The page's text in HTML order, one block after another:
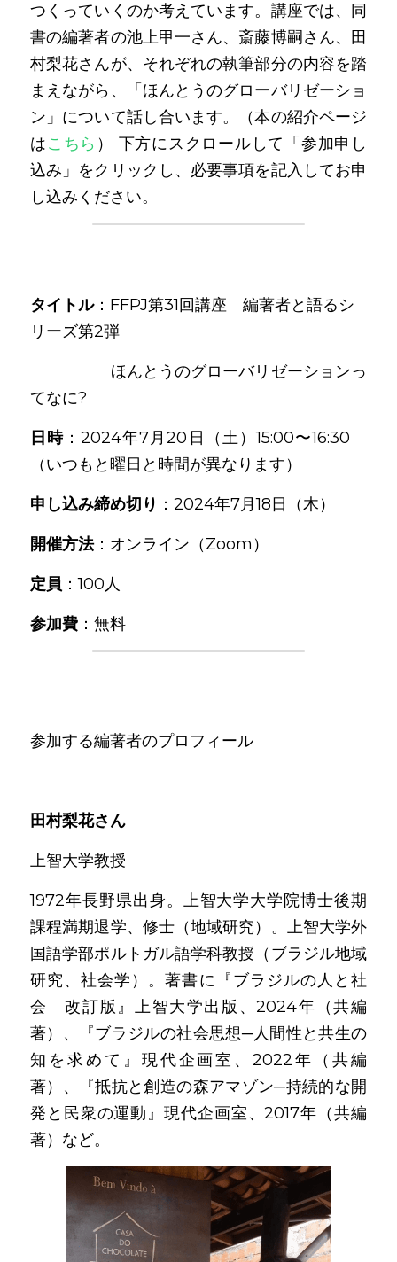
つくっていくのか考えています。講座では、同
書の編著者の池上甲一さん、斎藤博嗣さん、田
村梨花さんが、それぞれの執筆部分の内容を踏
まえながら、「ほんとうのグローバリゼーショ
ン」について話し合います。（本の紹介ページ
はこちら ）
下方にスクロールして「参加申し
込み」をクリックし、必要事項を記入してお申
し込みください。
タイトル：FFPJ第31回講座　編著者と語るシ
リーズ第2弾
ほんとうのグローバリゼーションっ
てなに?
日時 ：2024年7月20日（土）15:00〜16:30
（いつもと曜日と時間が異なります）
申し込み締め切り ：2024年7月18日（木）
開催方法：オンライン（Zoom）
定員 ：100人
参加費 ：無料
参加する編著者のプロフィール
田村梨花さん
上智大学教授
1972年長野県出身。上智大学大学院博士後期
課程満期退学、修士（地域研究）。上智大学外
国語学部ポルトガル語学科教授（ブラジル地域
研究、社会学）。著書に『ブラジルの人と社
会　改訂版』上智大学出版、2024年（共編
著）、『ブラジルの社会思想─人間性と共生の
知を求めて』現代企画室、2022年（共編
著）、『抵抗と創造の森アマゾン─持続的な開
発と民衆の運動』現代企画室、2017年（共編
著）など。